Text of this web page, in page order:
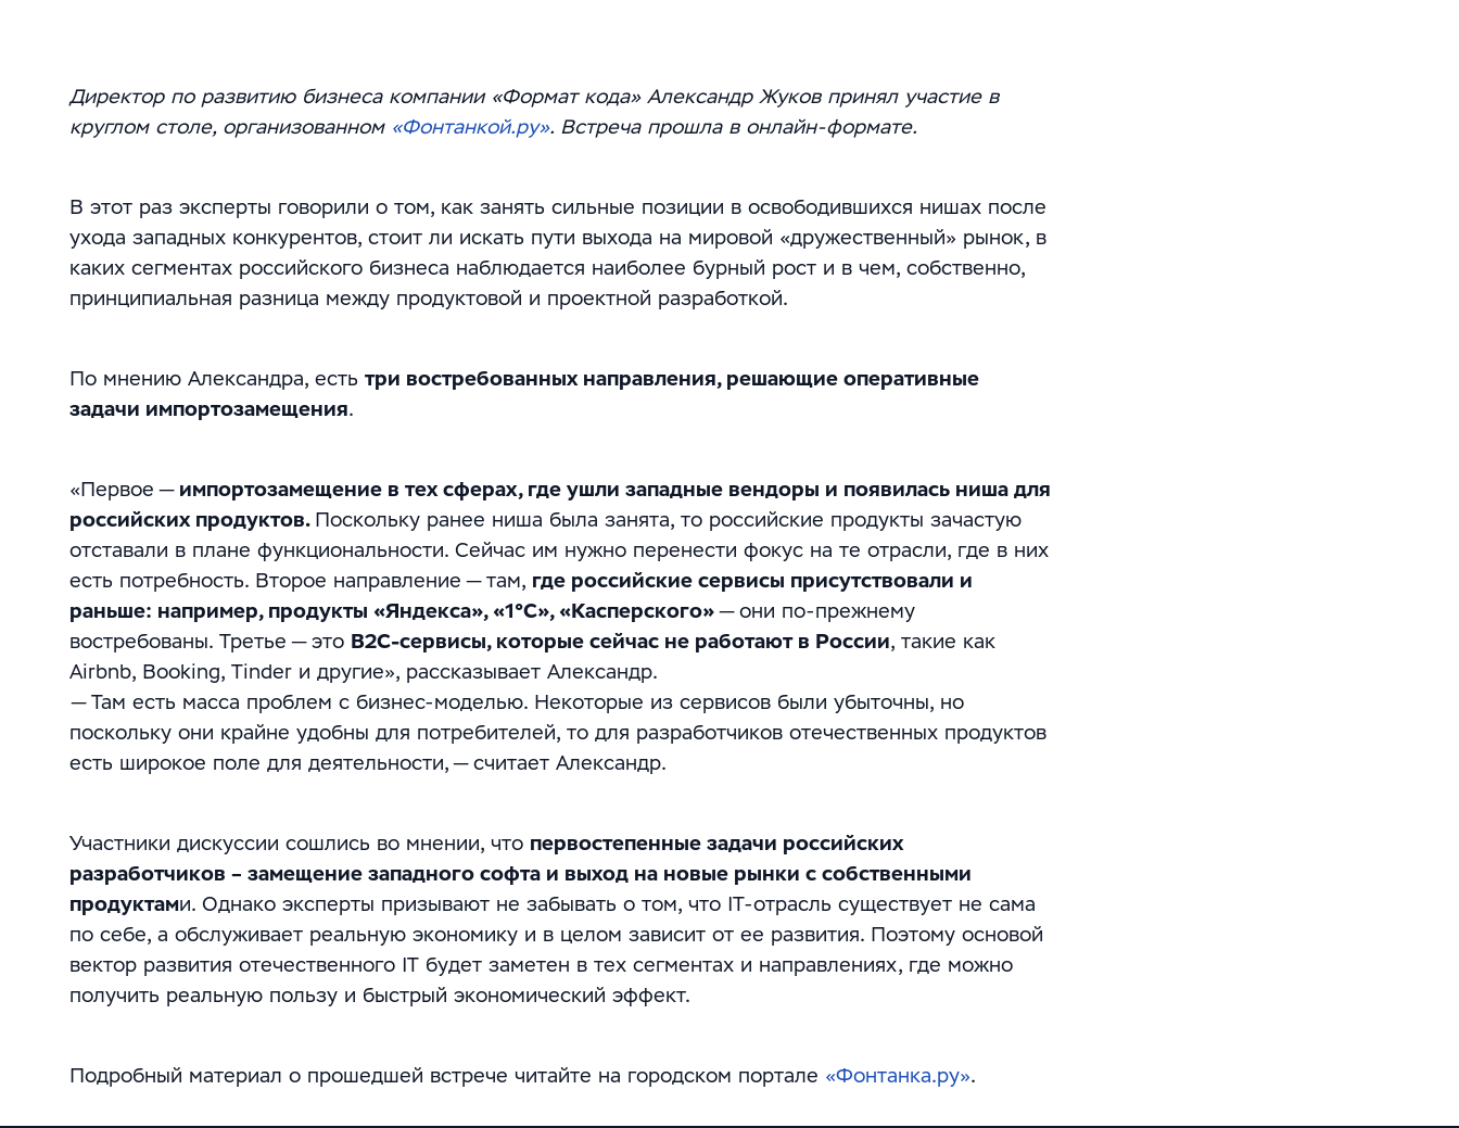
Директор по развитию бизнеса компании «Формат кода» Александр Жуков принял участие в
круглом столе, организованном «Фонтанкой.ру». Встреча прошла в онлайн-формате.
В этот раз эксперты говорили о том, как занять сильные позиции в освободившихся нишах после
ухода западных конкурентов, стоит ли искать пути выхода на мировой «дружественный» рынок, в
каких сегментах российского бизнеса наблюдается наиболее бурный рост и в чем, собственно,
принципиальная разница между продуктовой и проектной разработкой.
По мнению Александра, есть три востребованных направления, решающие оперативные
задачи импортозамещения.
«Первое — импортозамещение в тех сферах, где ушли западные вендоры и появилась ниша для
российских продуктов. Поскольку ранее ниша была занята, то российские продукты зачастую
отставали в плане функциональности. Сейчас им нужно перенести фокус на те отрасли, где в них
есть потребность. Второе направление — там, где российские сервисы присутствовали и
раньше: например, продукты «Яндекса», «1°С», «Касперского»— они по-прежнему
востребованы. Третье — это B2С-сервисы, которые сейчас не работают в России, такие как
Airbnb, Booking, Tinder и другие», рассказывает Александр.
— Там есть масса проблем с бизнес-моделью. Некоторые из сервисов были убыточны, но
поскольку они крайне удобны для потребителей, то для разработчиков отечественных продуктов
есть широкое поле для деятельности, — считает Александр.
Участники дискуссии сошлись во мнении, что первостепенные задачи российских
разработчиков – замещение западного софта и выход на новые рынки с собственными
продуктами. Однако эксперты призывают не забывать о том, что IT-отрасль существует не сама
по себе, а обслуживает реальную экономику и в целом зависит от ее развития. Поэтому основой
вектор развития отечественного IT будет заметен в тех сегментах и направлениях, где можно
получить реальную пользу и быстрый экономический эффект.
Подробный материал о прошедшей встрече читайте на городском портале «Фонтанка.ру».